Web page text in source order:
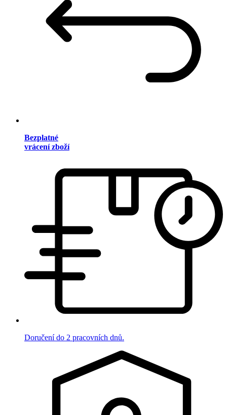
Bezplatné
vrácení zboží
Doručení do 2 pracovních dnů.